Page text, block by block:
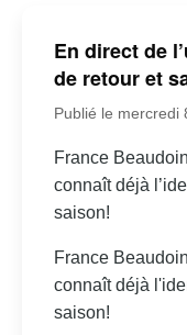
En direct de
de retour et
Publié le mercredi
France
connaît déjà
saison!
France
connaît déjà
saison!